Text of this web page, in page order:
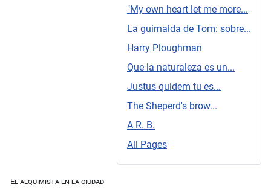
"My own heart let me more...
La guirnalda de Tom: sobre...
Harry Ploughman
Que la naturaleza es un...
Justus quidem tu es...
The Sheperd's brow...
A R. B.
All Pages
El alquimista en la ciudad